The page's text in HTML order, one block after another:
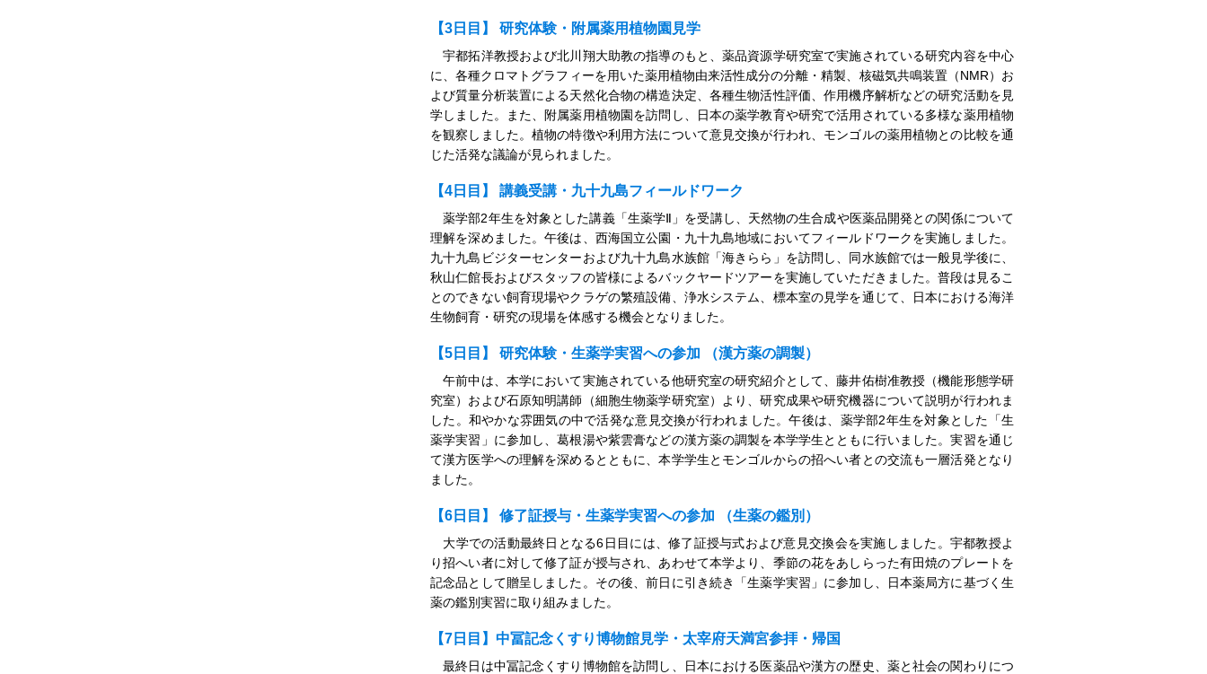
【3日目】 研究体験・附属薬用植物園見学
宇都拓洋教授および北川翔大助教の指導のもと、薬品資源学研究室で実施されている研究内容を中心
に、各種クロマトグラフィーを用いた薬用植物由来活性成分の分離・精製、核磁気共鳴装置（NMR）お
よび質量分析装置による天然化合物の構造決定、各種生物活性評価、作用機序解析などの研究活動を見
学しました。また、附属薬用植物園を訪問し、日本の薬学教育や研究で活用されている多様な薬用植物
を観察しました。植物の特徴や利用方法について意見交換が行われ、モンゴルの薬用植物との比較を通
じた活発な議論が見られました。
【4日目】 講義受講・九十九島フィールドワーク
薬学部2年生を対象とした講義「生薬学Ⅱ」を受講し、天然物の生合成や医薬品開発との関係について
理解を深めました。午後は、西海国立公園・九十九島地域においてフィールドワークを実施しました。
九十九島ビジターセンターおよび九十九島水族館「海きらら」を訪問し、同水族館では一般見学後に、
秋山仁館長およびスタッフの皆様によるバックヤードツアーを実施していただきました。普段は見るこ
とのできない飼育現場やクラゲの繁殖設備、浄水システム、標本室の見学を通じて、日本における海洋
生物飼育・研究の現場を体感する機会となりました。
【5日目】 研究体験・生薬学実習への参加 （漢方薬の調製）
午前中は、本学において実施されている他研究室の研究紹介として、藤井佑樹准教授（機能形態学研
究室）および石原知明講師（細胞生物薬学研究室）より、研究成果や研究機器について説明が行われま
した。和やかな雰囲気の中で活発な意見交換が行われました。午後は、薬学部2年生を対象とした「生
薬学実習」に参加し、葛根湯や紫雲膏などの漢方薬の調製を本学学生とともに行いました。実習を通じ
て漢方医学への理解を深めるとともに、本学学生とモンゴルからの招へい者との交流も一層活発となり
ました。
【6日目】 修了証授与・生薬学実習への参加 （生薬の鑑別）
大学での活動最終日となる6日目には、修了証授与式および意見交換会を実施しました。宇都教授よ
り招へい者に対して修了証が授与され、あわせて本学より、季節の花をあしらった有田焼のプレートを
記念品として贈呈しました。その後、前日に引き続き「生薬学実習」に参加し、日本薬局方に基づく生
薬の鑑別実習に取り組みました。
【7日目】中冨記念くすり博物館見学・太宰府天満宮参拝・帰国
最終日は中冨記念くすり博物館を訪問し、日本における医薬品や漢方の歴史、薬と社会の関わりにつ